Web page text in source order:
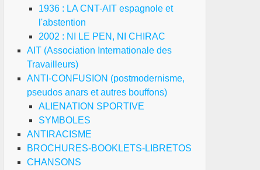
1936 : LA CNT-AIT espagnole et
l'abstention
2002 : NI LE PEN, NI CHIRAC
AIT (Association Internationale des
Travailleurs)
ANTI-CONFUSION (postmodernisme,
pseudos anars et autres bouffons)
ALIENATION SPORTIVE
SYMBOLES
ANTIRACISME
BROCHURES-BOOKLETS-LIBRETOS
CHANSONS